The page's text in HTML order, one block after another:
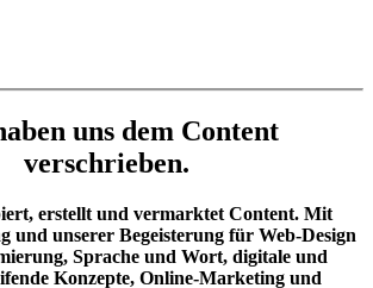
uns dem Content
verschrieben.
erstellt und vermarktet Content. Mit
und unserer Begeisterung für Web-Design
Sprache und Wort, digitale und
Konzepte, Online-Marketing und